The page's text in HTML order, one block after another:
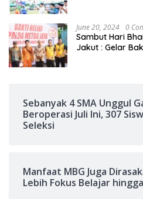
June 20, 2024 0
Sambut Hari
Jakut : Gelar
Sebanyak 4 SMA Unggul
Beroperasi Juli Ini, 307
Seleksi
Manfaat MBG Juga
Lebih Fokus Belajar